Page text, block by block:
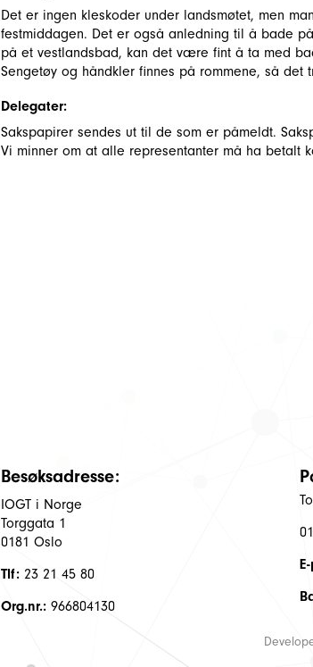
Det er ingen kleskoder under landsmøtet, men
festmiddagen. Det er også anledning til å bade
på et vestlandsbad, kan det være fint å ta med
Sengetøy og håndkler finnes på rommene, så det
Delegater:
Sakspapirer sendes ut til de som er påmeldt.
Vi minner om at alle representanter må ha betalt
Besøksadresse:
IOGT i Norge
Torggata 1
0181 Oslo
Tlf: 23 21 45 80
Org.nr.: 966804130